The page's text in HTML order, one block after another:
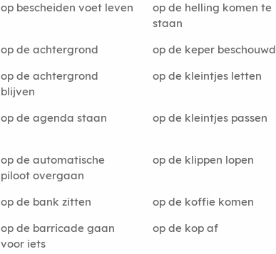
op bescheiden voet leven
op de helling komen te
staan
op de achtergrond op de keper beschouwd
op de achtergrond
blijven
op de kleintjes letten
op de agenda staan op de kleintjes passen
op de automatische
piloot overgaan
op de klippen lopen
op de bank zitten op de koffie komen
op de barricade gaan
voor iets
op de kop af